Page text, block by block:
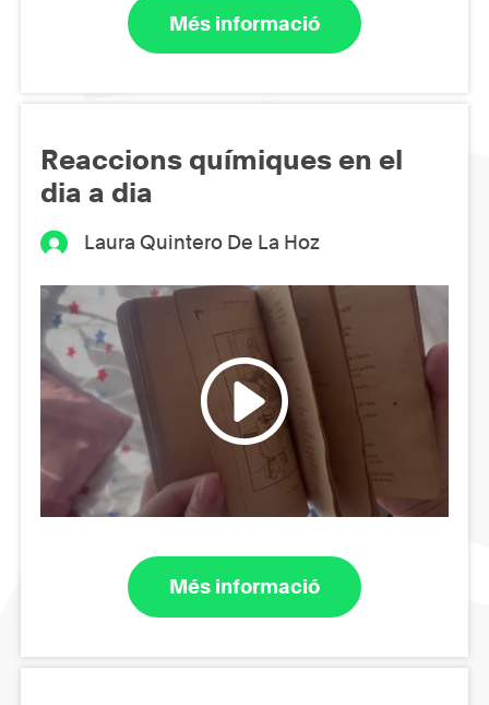
Més informació
Reaccions químiques en el
dia a dia
Laura Quintero De La Hoz
Més informació